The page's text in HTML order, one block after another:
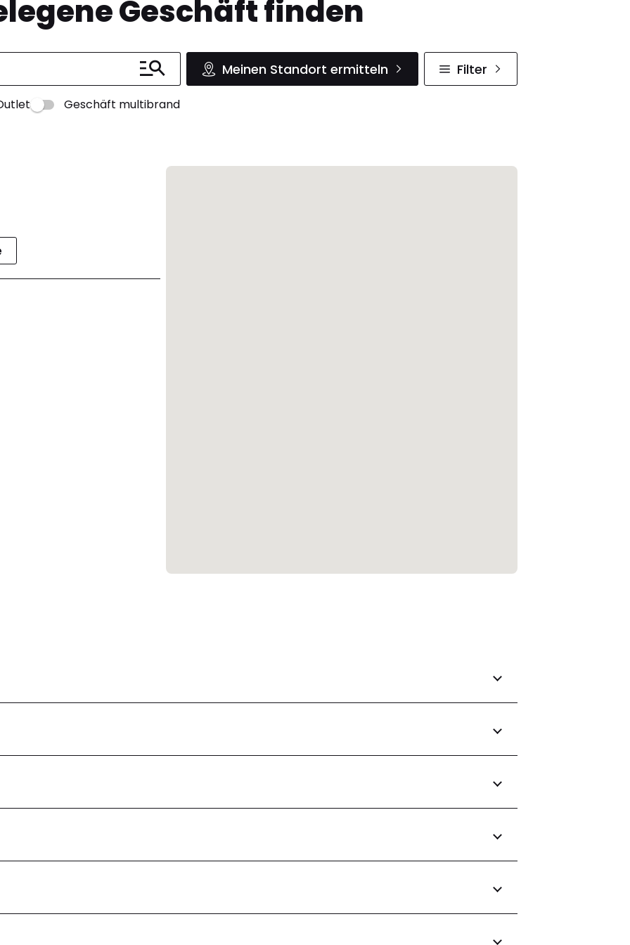
Geschäft finden
Meinen Standort ermitteln Filter
Geschäft multibrand
Tartu maakond